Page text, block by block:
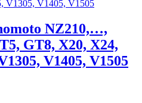
NZ210,…,
GT8, X20, X24,
V1405, V1505